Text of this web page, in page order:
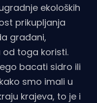
ekoloških
prikupljanja
građani,
od toga koristi.
bacati sidro ili
smo imali u
krajeva, to je i